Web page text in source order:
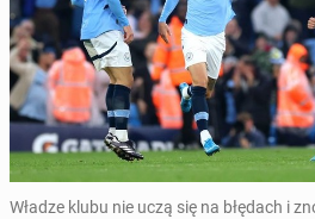
Władze klubu nie uczą się na błędach i